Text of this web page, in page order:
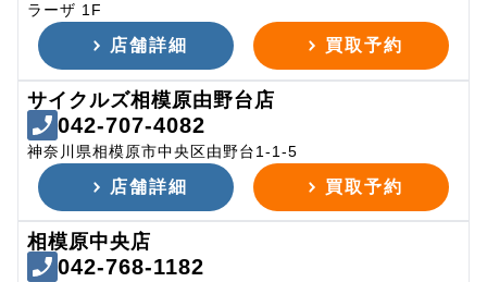
ラーザ 1F
店舗詳細 買取予約
サイクルズ相模原由野台店
042-707-4082
神奈川県相模原市中央区由野台1-1-5
店舗詳細 買取予約
相模原中央店
042-768-1182